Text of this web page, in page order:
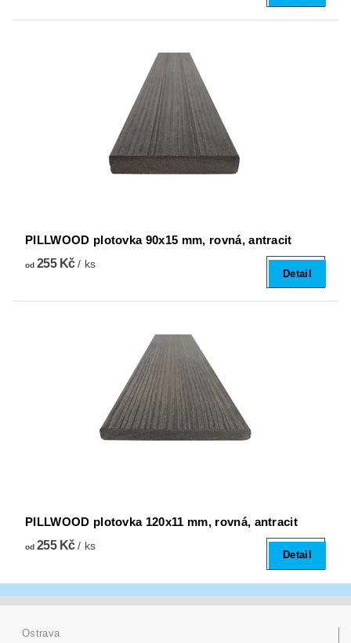
PILLWOOD plotovka 90x15 mm, rovná, antracit
od255 Kč/ ks
Detail
PILLWOOD plotovka 120x11 mm, rovná, antracit
od255 Kč/ ks
Detail
Ostrava